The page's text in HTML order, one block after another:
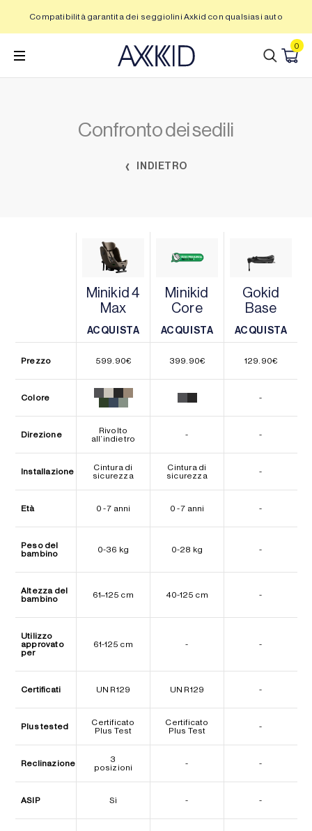
contenuto
Compatibilità garantita dei seggiolini Axkid con qualsiasi auto
0
Confronto dei sedili
INDIETRO
Minikid 4
Max
ACQUISTA
ACQUISTA
Minikid
Core
ACQUISTA
ACQUISTA
Gokid
Base
ACQUISTA
ACQUISTA
Prezzo 599.90€ 399.90€ 129.90€
Colore -
Direzione
Rivolto
all’indietro
- -
Installazione
Cintura di
sicurezza
Cintura di
sicurezza
-
Età 0 - 7 anni 0 - 7 anni -
Peso del
bambino
0-36 kg 0-28 kg -
Altezza del
bambino
61–125 cm 40-125 cm -
Utilizzo
approvato
per
61-125 cm - -
Certificati UN R129 UN R129 -
Plus tested
Certificato
Plus Test
Certificato
Plus Test
-
Reclinazione
3
posizioni
- -
ASIP Sì - -